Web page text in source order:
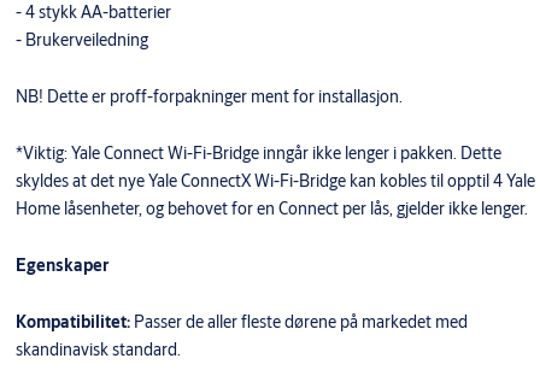
- 4 stykk AA-batterier
- Brukerveiledning
NB! Dette er proff-forpakninger ment for installasjon.
*Viktig: Yale Connect Wi-Fi-Bridge inngår ikke lenger i pakken. Dette
skyldes at det nye Yale ConnectX Wi-Fi-Bridge kan kobles til opptil 4 Yale
Home låsenheter, og behovet for en Connect per lås, gjelder ikke lenger.
Egenskaper
Kompatibilitet:Passer de aller fleste dørene på markedet med
skandinavisk standard.